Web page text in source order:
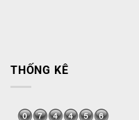
THỐNG KÊ